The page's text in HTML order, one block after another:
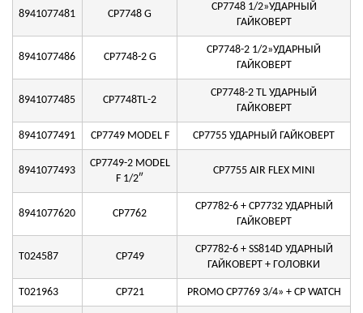
8941077481 CP7748 G
CP7748 1/2»УДАРНЫЙ
ГАЙКОВЕРТ
8941077486 CP7748-2 G
CP7748-2 1/2»УДАРНЫЙ
ГАЙКОВЕРТ
8941077485 CP7748TL-2
CP7748-2 TL УДАРНЫЙ
ГАЙКОВЕРТ
8941077491 CP7749 MODEL F CP7755 УДАРНЫЙ ГАЙКОВЕРТ
8941077493
CP7749-2 MODEL
F 1/2″
CP7755 AIR FLEX MINI
8941077620 CP7762
CP7782-6 + CP7732 УДАРНЫЙ
ГАЙКОВЕРТ
T024587 CP749
CP7782-6 + SS814D УДАРНЫЙ
ГАЙКОВЕРТ + ГОЛОВКИ
T021963 CP721 PROMO CP7769 3/4» + CP WATCH